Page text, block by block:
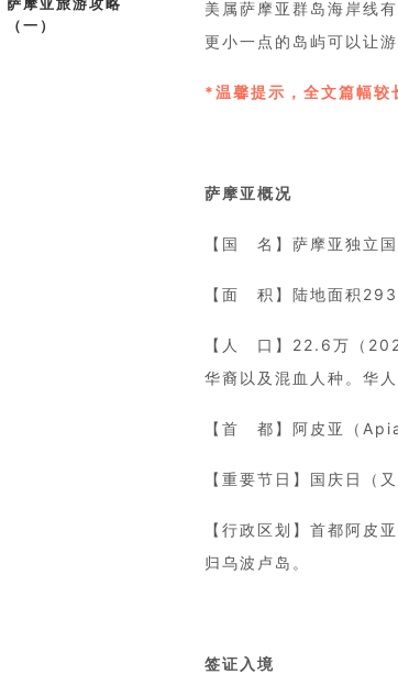
萨摩亚旅游攻略
（一）
美属萨摩亚群岛海岸线
更小一点的岛屿可以让
*温馨提示，全文篇幅较
萨摩亚概况
【国 名】萨摩亚独
【面 积】陆地面积
【人 口】22.6万（
华裔以及混血人种。华
【首 都】阿皮亚（Apia
【重要节日】国庆日（
【行政区划】首都阿皮
归乌波卢岛。
签证入境